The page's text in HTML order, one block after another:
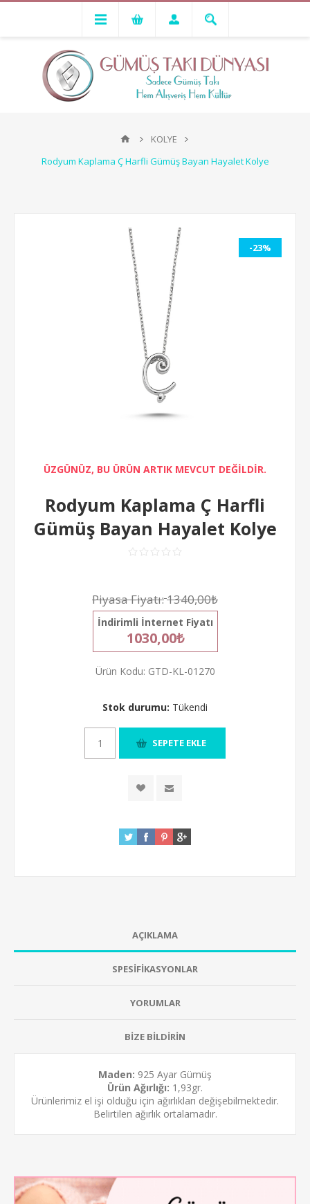
KOLYE
Rodyum Kaplama Ç Harfli Gümüş Bayan Hayalet Kolye
-23%
ÜZGÜNÜZ, BU ÜRÜN ARTIK MEVCUT DEĞİLDİR.
Rodyum Kaplama Ç Harfli
Gümüş Bayan Hayalet Kolye
Piyasa Fiyatı:1340,00₺
İndirimli İnternet Fiyatı
1030,00₺
Ürün Kodu: GTD-KL-01270
Stok durumu: Tükendi
AÇIKLAMA
SPESİFİKASYONLAR
YORUMLAR
BİZE BİLDİRİN
Maden: 925 Ayar Gümüş
Ürün Ağırlığı: 1,93gr.
Ürünlerimiz el işi olduğu için ağırlıkları değişebilmektedir.
Belirtilen ağırlık ortalamadır.